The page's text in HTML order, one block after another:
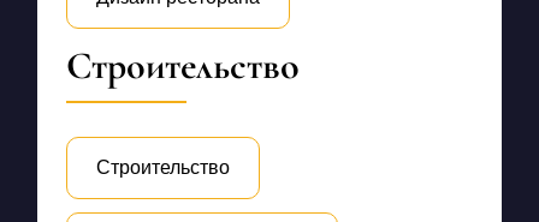
Строительство
Строительство